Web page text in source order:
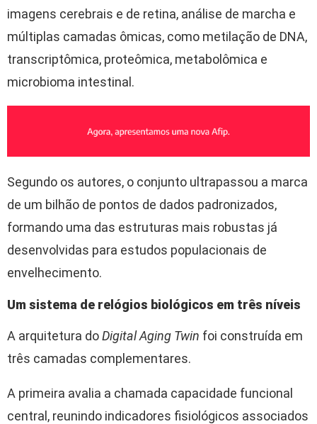
imagens cerebrais e de retina, análise de marcha e
múltiplas camadas ômicas, como metilação de DNA,
transcriptômica, proteômica, metabolômica e
microbioma intestinal.
Segundo os autores, o conjunto ultrapassou a marca
de um bilhão de pontos de dados padronizados,
formando uma das estruturas mais robustas já
desenvolvidas para estudos populacionais de
envelhecimento.
Um sistema de relógios biológicos em três níveis
A arquitetura doDigital Aging Twin foi construída em
três camadas complementares.
A primeira avalia a chamada capacidade funcional
central, reunindo indicadores fisiológicos associados